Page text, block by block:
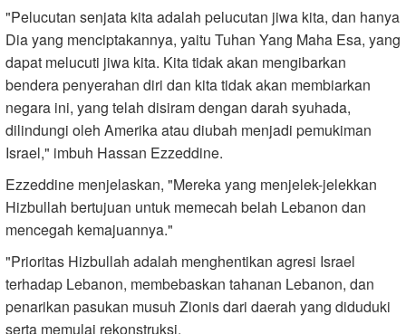
"Pelucutan senjata kita adalah pelucutan jiwa kita, dan hanya
Dia yang menciptakannya, yaitu Tuhan Yang Maha Esa, yang
dapat melucuti jiwa kita. Kita tidak akan mengibarkan
bendera penyerahan diri dan kita tidak akan membiarkan
negara ini, yang telah disiram dengan darah syuhada,
dilindungi oleh Amerika atau diubah menjadi pemukiman
Israel," imbuh Hassan Ezzeddine.
Ezzeddine menjelaskan, "Mereka yang menjelek-jelekkan
Hizbullah bertujuan untuk memecah belah Lebanon dan
mencegah kemajuannya."
"Prioritas Hizbullah adalah menghentikan agresi Israel
terhadap Lebanon, membebaskan tahanan Lebanon, dan
penarikan pasukan musuh Zionis dari daerah yang diduduki
serta memulai rekonstruksi.